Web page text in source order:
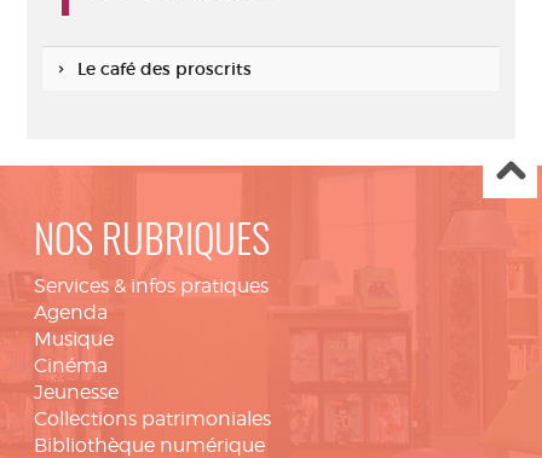
Le café des proscrits
NOS RUBRIQUES
Services & infos pratiques
Agenda
Musique
Cinéma
Jeunesse
Collections patrimoniales
Bibliothèque numérique